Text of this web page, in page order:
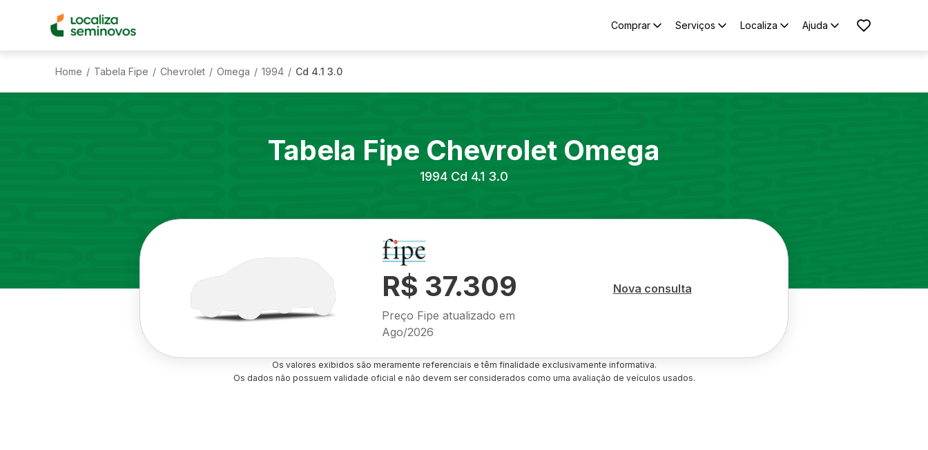
Comprar Serviços Localiza Ajuda
Home / Tabela Fipe / Chevrolet / Omega / 1994 / Cd 4.1 3.0
Tabela Fipe Chevrolet Omega
1994 Cd 4.1 3.0
R$ 37.309
Preço Fipe atualizado em
Ago/2026
Nova consulta
Os valores exibidos são meramente referenciais e têm finalidade exclusivamente informativa.
Os dados não possuem validade oficial e não devem ser considerados como uma avaliação de veículos usados.